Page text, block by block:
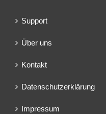
Support
Über uns
Kontakt
Datenschutzerklärung
Impressum